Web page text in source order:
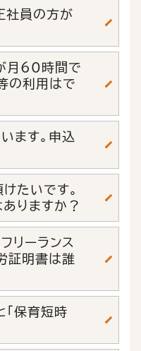
社員の方が
月60時間で
の利用はで
ます。申込
たいです。
りますか？
リーランス
証明書は誰
「保育短時